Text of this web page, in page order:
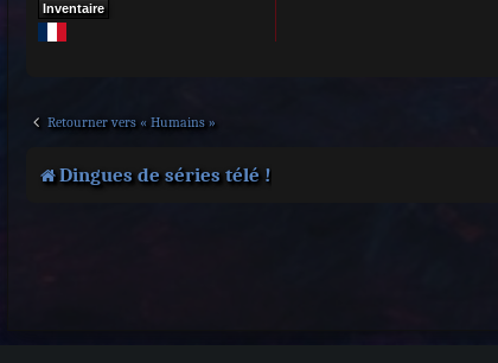
Inventaire
Retourner vers « Humains »
Dingues de séries télé !